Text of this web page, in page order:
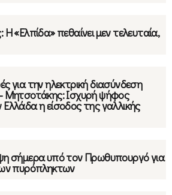
«Ελπίδα» πεθαίνει μεν τελευταία,
για την ηλεκτρική διασύνδεση
Μητσοτάκης: Ισχυρή ψήφος
η είσοδος της γαλλικής
σήμερα υπό τον Πρωθυπουργό για
πυρόπληκτων